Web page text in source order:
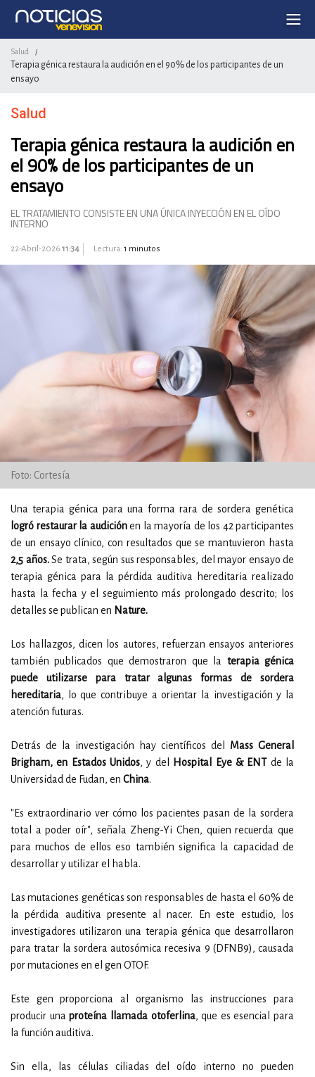
Salud /
Terapia génica restaura la audición en el 90% de los participantes de un
ensayo
Salud
Terapia génica restaura la audición en
el 90% de los participantes de un
ensayo
EL TRATAMIENTO CONSISTE EN UNA ÚNICA INYECCIÓN EN EL OÍDO
INTERNO
22-Abril-2026 11:34 Lectura: 1 minutos
Foto: Cortesía
Una terapia génica para una forma rara de sordera genética
logró restaurar la audiciónen la mayoría de los 42 participantes
de un ensayo clínico, con resultados que se mantuvieron hasta
2,5 años.Se trata, según sus responsables, del mayor ensayo de
terapia génica para la pérdida auditiva hereditaria realizado
hasta la fecha y el seguimiento más prolongado descrito; los
detalles se publican en Nature.
Los hallazgos, dicen los autores, refuerzan ensayos anteriores
también publicados que demostraron que la terapia génica
puede utilizarse para tratar algunas formas de sordera
hereditaria, lo que contribuye a orientar la investigación y la
atención futuras.
Detrás de la investigación hay científicos del Mass General
Brigham, en Estados Unidos, y del Hospital Eye & ENTde la
Universidad de Fudan, en China.
"Es extraordinario ver cómo los pacientes pasan de la sordera
total a poder oír", señala Zheng-Yi Chen, quien recuerda que
para muchos de ellos eso también significa la capacidad de
desarrollar y utilizar el habla.
Las mutaciones genéticas son responsables de hasta el 60% de
la pérdida auditiva presente al nacer. En este estudio, los
investigadores utilizaron una terapia génica que desarrollaron
para tratar la sordera autosómica recesiva 9 (DFNB9), causada
por mutaciones en el gen OTOF.
Este gen proporciona al organismo las instrucciones para
producir unaproteína llamada otoferlina, que es esencial para
la función auditiva.
Sin ella, las células ciliadas del oído interno no pueden